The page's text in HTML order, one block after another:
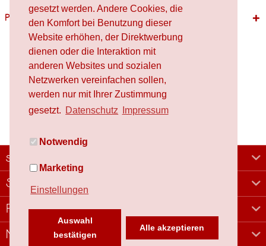
gesetzt werden. Andere Cookies, die
den Komfort bei Benutzung dieser
Website erhöhen, der Direktwerbung
dienen oder die Interaktion mit
anderen Websites und sozialen
Netzwerken vereinfachen sollen,
werden nur mit Ihrer Zustimmung
gesetzt. Datenschutz Impressum
Notwendig
Marketing
Einstellungen
Auswahl
bestätigen
Alle akzeptieren
Passende Produkte
schafproduction
Shop
Rechtliches
Newsletter